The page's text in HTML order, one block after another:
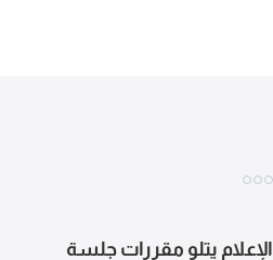
يتلو مقررات جلسة